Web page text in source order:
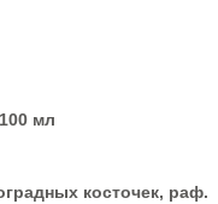
мл
косточек, раф.